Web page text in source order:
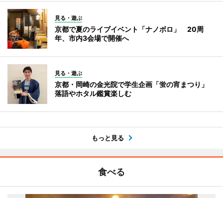
見る・遊ぶ
京都で夏のライブイベント「ナノボロ」 20周
年、市内3会場で開催へ
見る・遊ぶ
京都・岡崎の金光院で学生企画「蛍の宵まつり」
落語やホタル鑑賞楽しむ
もっと見る
食べる